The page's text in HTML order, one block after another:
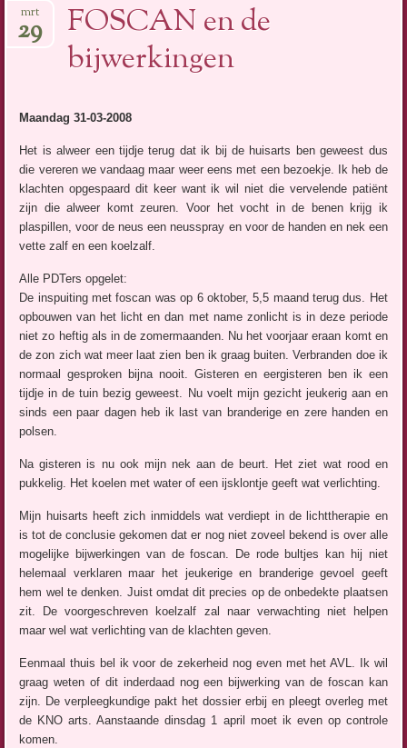
FOSCAN en de
bijwerkingen
mrt
29
Maandag31-03-2008
Het is alweer een tijdje terug dat ik bij de huisarts ben geweest dus
die vereren we vandaag maar weer eens met een bezoekje. Ik heb de
klachten opgespaard dit keer want ik wil niet die vervelende patiënt
zijn die alweer komt zeuren. Voor het vocht in de benen krijg ik
plaspillen, voor de neus een neusspray en voor de handen en nek een
vette zalf en een koelzalf.
Alle PDTers opgelet:
De inspuiting met foscan was op 6 oktober, 5,5 maand terug dus. Het
opbouwen van het licht en dan met name zonlicht is in deze periode
niet zo heftig als in de zomermaanden. Nu het voorjaar eraan komt en
de zon zich wat meer laat zien ben ik graag buiten. Verbranden doe ik
normaal gesproken bijna nooit. Gisteren en eergisteren ben ik een
tijdje in de tuin bezig geweest. Nu voelt mijn gezicht jeukerig aan en
sinds een paar dagen heb ik last van branderige en zere handen en
polsen.
Na gisteren is nu ook mijn nek aan de beurt. Het ziet wat rood en
pukkelig. Het koelen met water of een ijsklontje geeft wat verlichting.
Mijn huisarts heeft zich inmiddels wat verdiept in de lichttherapie en
is tot de conclusie gekomen dat er nog niet zoveel bekend is over alle
mogelijke bijwerkingen van de foscan. De rode bultjes kan hij niet
helemaal verklaren maar het jeukerige en branderige gevoel geeft
hem wel te denken. Juist omdat dit precies op de onbedekte plaatsen
zit. De voorgeschreven koelzalf zal naar verwachting niet helpen
maar wel wat verlichting van de klachten geven.
Eenmaal thuis bel ik voor de zekerheid nog even met het AVL. Ik wil
graag weten of dit inderdaad nog een bijwerking van de foscan kan
zijn. De verpleegkundige pakt het dossier erbij en pleegt overleg met
de KNO arts. Aanstaande dinsdag 1 april moet ik even op controle
komen.